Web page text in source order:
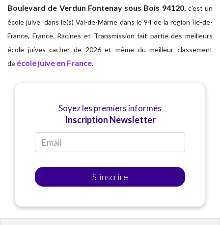
Boulevard de Verdun Fontenay sous Bois 94120, c'est un
école juive dans le(s) Val-de-Marne dans le 94 de la région Île-de-
France, France. Racines et Transmission fait partie des meilleurs
école juives cacher de 2026 et même du meilleur classement
de école juive en France
Soyez les premiers informés
Inscription Newsletter
S'inscrire